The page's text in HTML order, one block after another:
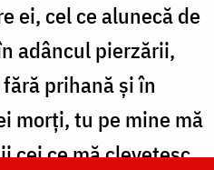
ei, cel ce alunecă de
adâncul pierzării,
prihană şi în
morţi, tu pe mine mă
cei ce mă clevetesc